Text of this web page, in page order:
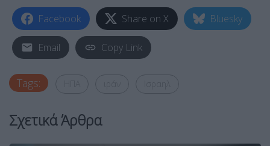
Facebook Share on X Bluesky
Email Copy Link
Tags:
Σχετικά Άρθρα